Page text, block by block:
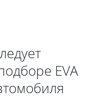
EVA